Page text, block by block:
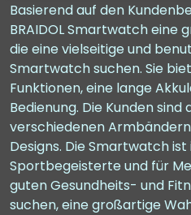
Basierend auf den
BRAIDOL Smartwatch eine
die eine vielseitige und
Smartwatch suchen. Sie
Funktionen, eine lange
Bedienung. Die Kunden
verschiedenen
Designs. Die Smartwatch
Sportbegeisterte und für
guten Gesundheits- und
suchen, eine großartige